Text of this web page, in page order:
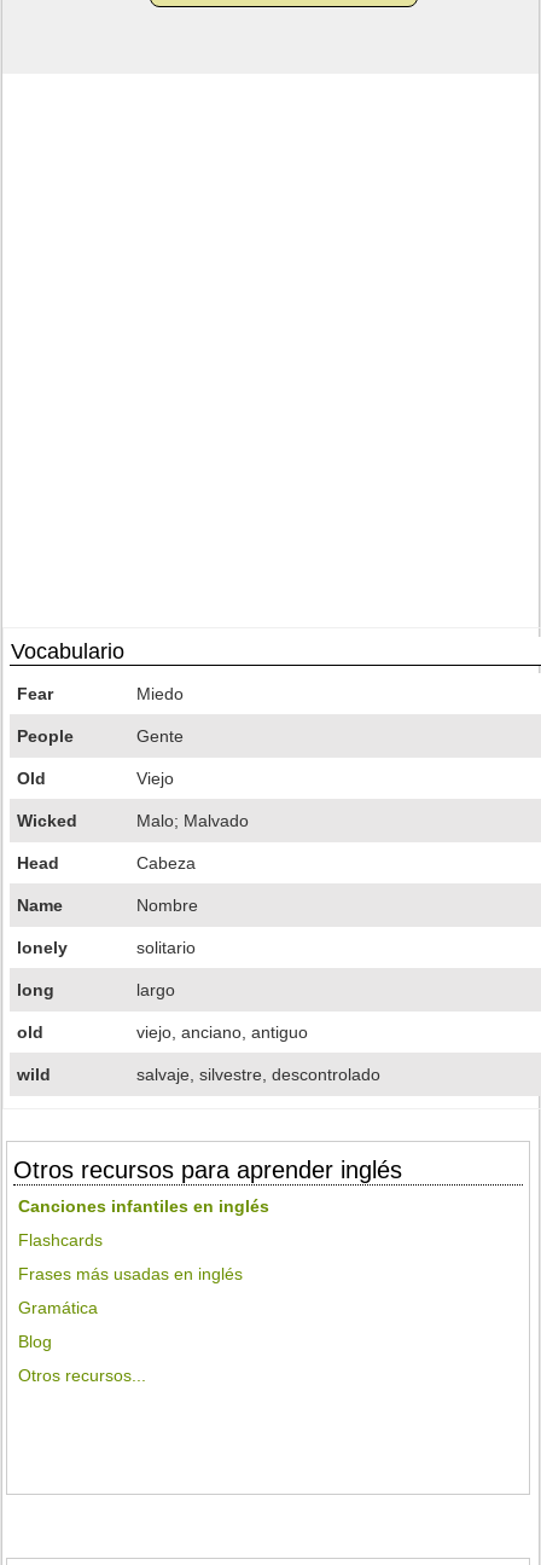
Vocabulario
Fear Miedo
People Gente
Old Viejo
Wicked Malo; Malvado
Head Cabeza
Name Nombre
lonely solitario
long largo
old viejo, anciano, antiguo
wild salvaje, silvestre, descontrolado
Otros recursos para aprender inglés
Canciones infantiles en inglés
Flashcards
Frases más usadas en inglés
Gramática
Blog
Otros recursos...